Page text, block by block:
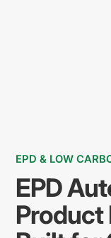
EPD & LOW
EPD
Product